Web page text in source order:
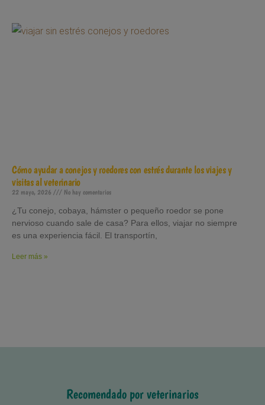
Cómo ayudar a conejos y roedores con estrés durante los viajes y
visitas al veterinario
22 mayo, 2026 No hay comentarios
¿Tu conejo, cobaya, hámster o pequeño roedor se pone
nervioso cuando sale de casa? Para ellos, viajar no siempre
es una experiencia fácil. El transportín,
Leer más »
Recomendado por veterinarios